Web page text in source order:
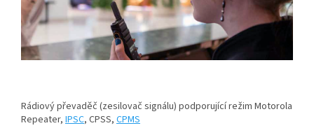
Rádiový převaděč (zesilovač signálu) podporující režim Motorola
Repeater, IPSC, CPSS, CPMS